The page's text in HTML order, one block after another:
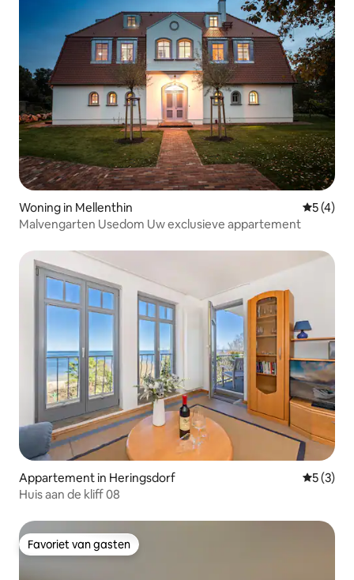
Woning in Mellenthin
5 (4)
Malvengarten Usedom Uw exclusieve appartement
Appartement in Heringsdorf
5 (3)
Huis aan de kliff 08
Favoriet van gasten
Favoriet van gasten